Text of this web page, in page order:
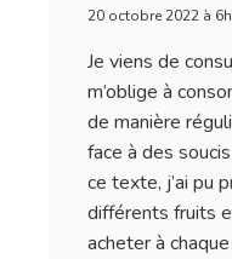
20 octobre 2022 à
Je viens de
m’oblige à
de manière
face à des
ce texte, j’ai pu
différents fruits
acheter à